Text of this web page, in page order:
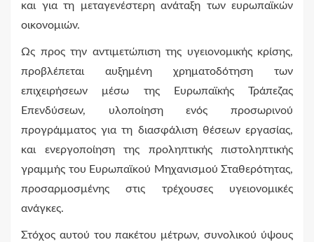
και για τη μεταγενέστερη ανάταξη των ευρωπαϊκών
οικονομιών.
Ως προς την αντιμετώπιση της υγειονομικής κρίσης,
προβλέπεται αυξημένη χρηματοδότηση των
επιχειρήσεων μέσω της Ευρωπαϊκής Τράπεζας
Επενδύσεων, υλοποίηση ενός προσωρινού
προγράμματος για τη διασφάλιση θέσεων εργασίας,
και ενεργοποίηση της προληπτικής πιστοληπτικής
γραμμής του Ευρωπαϊκού Μηχανισμού Σταθερότητας,
προσαρμοσμένης στις τρέχουσες υγειονομικές
ανάγκες.
Στόχος αυτού του πακέτου μέτρων, συνολικού ύψους